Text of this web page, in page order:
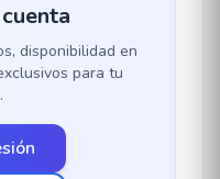
disponibilidad en
para tu